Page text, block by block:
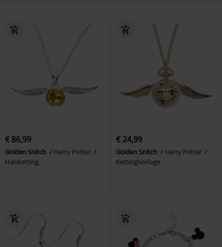
€ 86,99
Golden Snitch
Harry Potter
Halsketting
€ 24,99
Golden Snitch
Harry Potter
Kettinghorloge